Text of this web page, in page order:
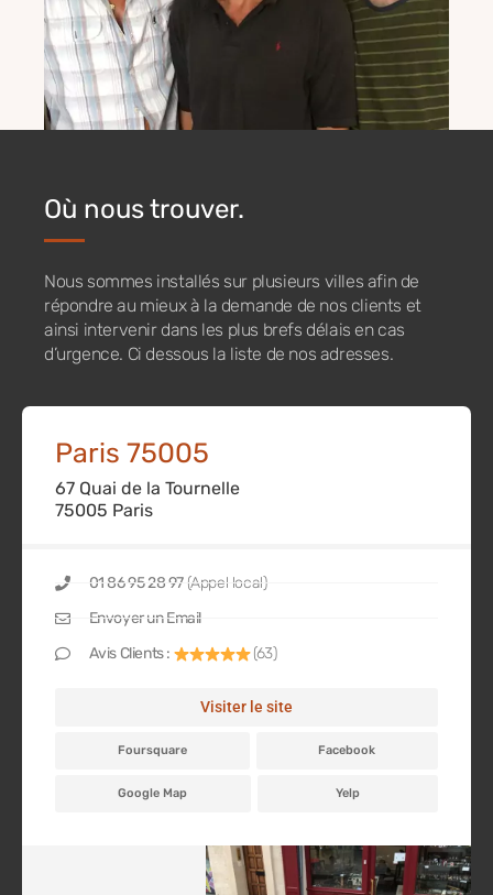
Où nous trouver.
Nous sommes installés sur plusieurs villes afin de
répondre au mieux à la demande de nos clients et
ainsi intervenir dans les plus brefs délais en cas
d’urgence. Ci dessous la liste de nos adresses.
Paris 75005
67 Quai de la Tournelle
75005 Paris
01 86 95 28 97 (Appel local)
Envoyer un Email
Avis Clients :
(63)
Visiter le site
Foursquare Facebook
Google Map Yelp